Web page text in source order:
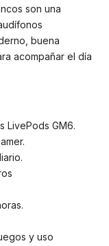
son una
buena
acompañar el día
LivePods GM6.
y uso